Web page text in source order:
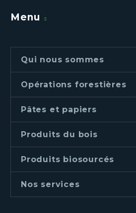
Menu
Qui nous sommes
Opérations forestières
Pâtes et papiers
Produits du bois
Produits biosourcés
Nos services